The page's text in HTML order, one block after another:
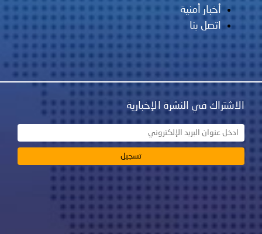
أخبار أمنية
اتصل بنا
الاشتراك في النشرة الإخبارية